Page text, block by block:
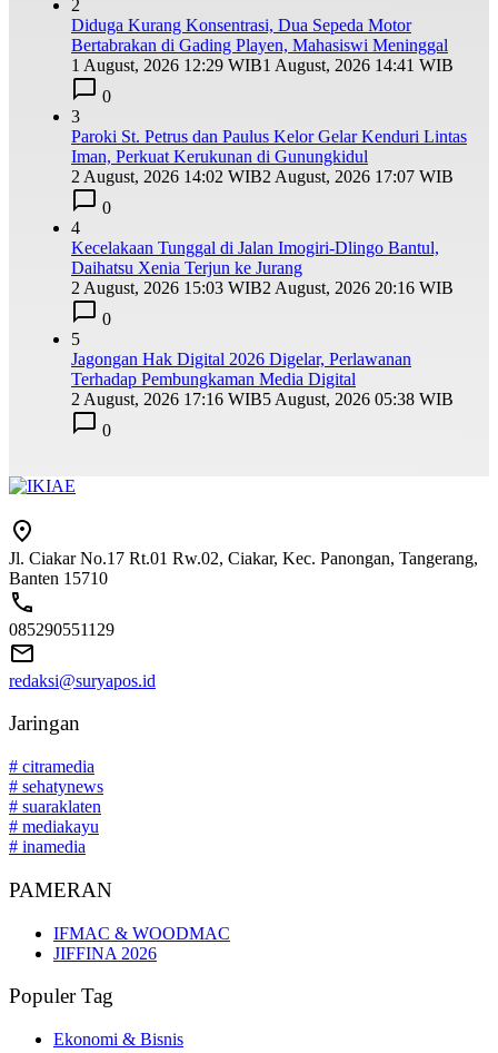
2
Diduga Kurang Konsentrasi, Dua Sepeda Motor
Bertabrakan di Gading Playen, Mahasiswi Meninggal
1 August, 2026 12:29 WIB1 August, 2026 14:41 WIB
0
3
Paroki St. Petrus dan Paulus Kelor Gelar Kenduri Lintas
Iman, Perkuat Kerukunan di Gunungkidul
2 August, 2026 14:02 WIB2 August, 2026 17:07 WIB
0
4
Kecelakaan Tunggal di Jalan Imogiri-Dlingo Bantul,
Daihatsu Xenia Terjun ke Jurang
2 August, 2026 15:03 WIB2 August, 2026 20:16 WIB
0
5
Jagongan Hak Digital 2026 Digelar, Perlawanan
Terhadap Pembungkaman Media Digital
2 August, 2026 17:16 WIB5 August, 2026 05:38 WIB
0
Jl. Ciakar No.17 Rt.01 Rw.02, Ciakar, Kec. Panongan, Tangerang,
Banten 15710
085290551129
redaksi@suryapos.id
Jaringan
# citramedia
# sehatynews
# suaraklaten
# mediakayu
# inamedia
PAMERAN
IFMAC & WOODMAC
JIFFINA 2026
Populer Tag
Ekonomi & Bisnis